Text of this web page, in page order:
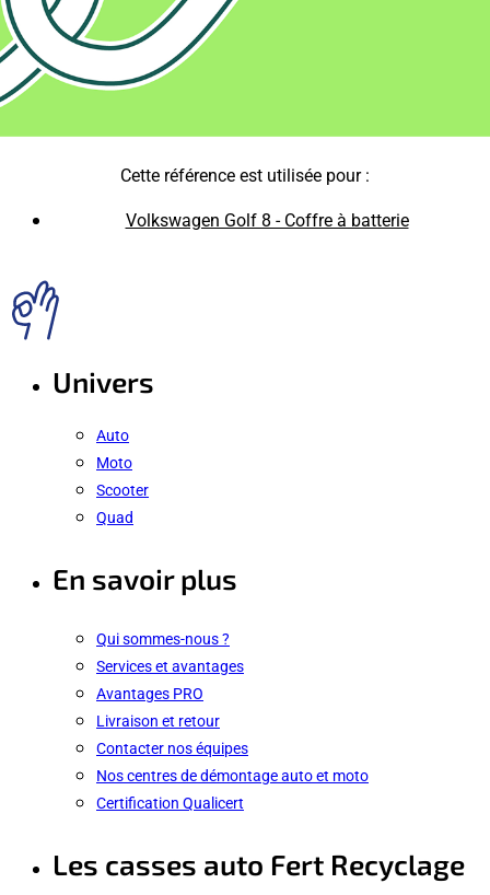
Cette référence est utilisée pour :
Volkswagen Golf 8 - Coffre à batterie
Univers
Auto
Moto
Scooter
Quad
En savoir plus
Qui sommes-nous ?
Services et avantages
Avantages PRO
Livraison et retour
Contacter nos équipes
Nos centres de démontage auto et moto
Certification Qualicert
Les casses auto Fert Recyclage